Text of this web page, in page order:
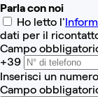
Parla con noi
Ho letto l'
dati per il
Campo
+39
Inserisci un
Campo